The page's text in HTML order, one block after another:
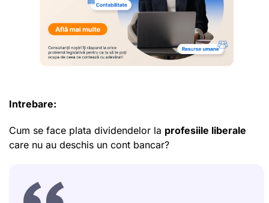
Intrebare:
Cum se face plata dividendelor la profesiile liberale
care nu au deschis un cont bancar?